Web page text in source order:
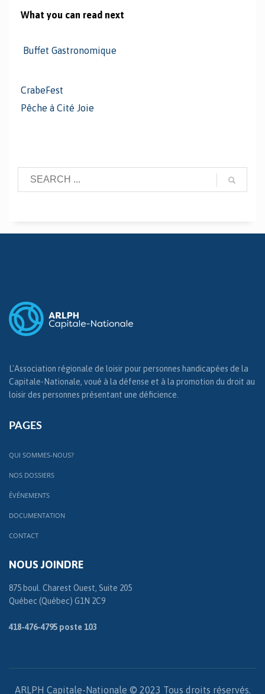
What you can read next
Buffet Gastronomique
CrabeFest
Pêche à Cité Joie
L'Association régionale de loisir pour personnes handicapées de la
Capitale-Nationale, voué à la défense et à la promotion du droit au
loisir des personnes présentant une déficience.
PAGES
QUI SOMMES-NOUS?
NOS DOSSIERS
ÉVÉNEMENTS
DOCUMENTATION
CONTACT
NOUS JOINDRE
875 boul. Charest Ouest, Suite 205
Québec (Québec) G1N 2C9
418-476-4795 poste 103
ARLPH Capitale-Nationale © 2023 Tous droits réservés.